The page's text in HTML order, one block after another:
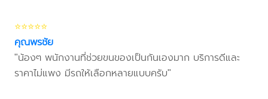
⭐⭐⭐⭐⭐
คุณพรชัย
"น้องๆ พนักงานที่ช่วยขนของเป็นกันเองมาก บริการดีและ
ราคาไม่แพง มีรถให้เลือกหลายแบบครับ"